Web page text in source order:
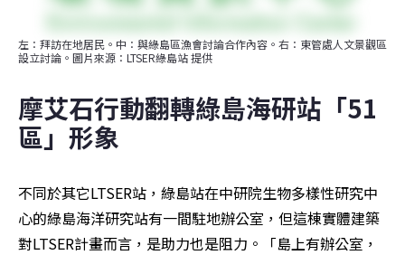
左：拜訪在地居民。中：與綠島區漁會討論合作內容。右：東管處人文景觀區
設立討論。圖片來源：LTSER綠島站 提供
摩艾石行動翻轉綠島海研站「51
區」形象
不同於其它LTSER站，綠島站在中研院生物多樣性研究中
心的綠島海洋研究站有一間駐地辦公室，但這棟實體建築
對LTSER計畫而言，是助力也是阻力。「島上有辦公室，